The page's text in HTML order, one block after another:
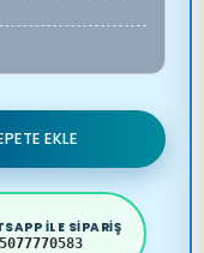
EKLE
ILE SIPARIŞ
5077770583